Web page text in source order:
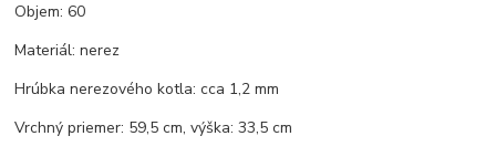
Objem: 60
Materiál: nerez
Hrúbka nerezového kotla: cca 1,2 mm
Vrchný priemer: 59,5 cm, výška: 33,5 cm